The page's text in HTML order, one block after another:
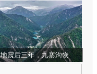
地震后三年，九寨沟恢